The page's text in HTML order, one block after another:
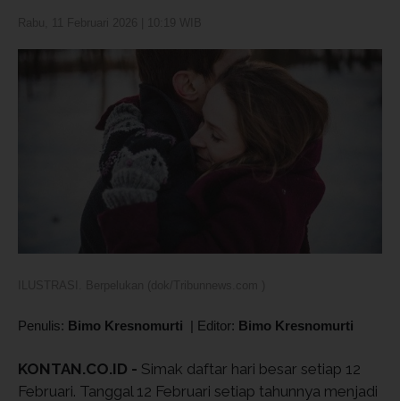
Penulis: Bimo Kresnomurti | Editor: Bimo Kresnomurti
KONTAN.CO.ID - Simak daftar hari besar setiap 12
Februari. Tanggal 12 Februari setiap tahunnya menjadi